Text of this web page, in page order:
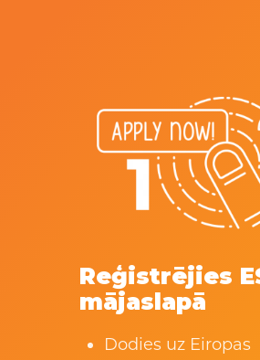
Reģistrējies
mājaslapā
Dodies uz Eiropas